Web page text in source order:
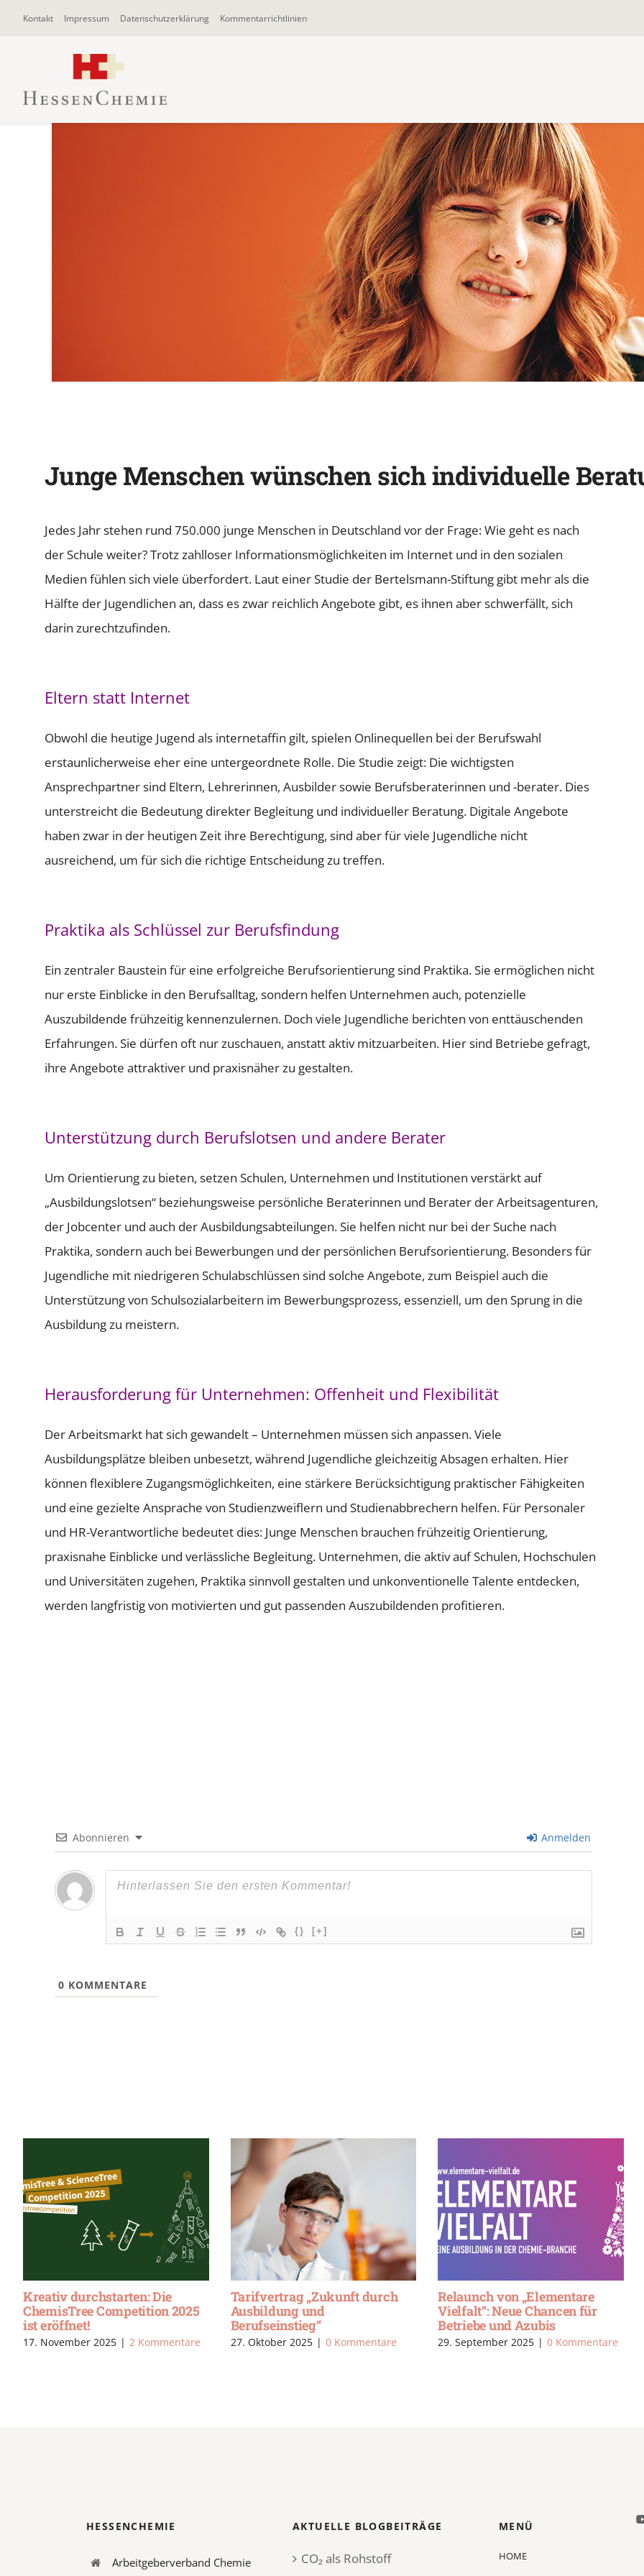
ZumKontakt Impressum Datenschutzerklärung Kommentarrichtlinien
Junge Menschen wünschen sich individuelle
Jedes Jahr stehen rund 750.000 junge Menschen in Deutschland vor der Frage: Wie geht es nach
der Schule weiter? Trotz zahlloser Informationsmöglichkeiten im Internet und in den sozialen
Medien fühlen sich viele überfordert. Laut einer Studie der Bertelsmann-Stiftung gibt mehr als die
Hälfte der Jugendlichen an, dass es zwar reichlich Angebote gibt, es ihnen aber schwerfällt, sich
darin zurechtzufinden.
Eltern statt Internet
Obwohl die heutige Jugend als internetaffin gilt, spielen Onlinequellen bei der Berufswahl
erstaunlicherweise eher eine untergeordnete Rolle. Die Studie zeigt: Die wichtigsten
Ansprechpartner sind Eltern, Lehrerinnen, Ausbilder sowie Berufsberaterinnen und -berater. Dies
unterstreicht die Bedeutung direkter Begleitung und individueller Beratung. Digitale Angebote
haben zwar in der heutigen Zeit ihre Berechtigung, sind aber für viele Jugendliche nicht
ausreichend, um für sich die richtige Entscheidung zu treffen.
Praktika als Schlüssel zur Berufsfindung
Ein zentraler Baustein für eine erfolgreiche Berufsorientierung sind Praktika. Sie ermöglichen nicht
nur erste Einblicke in den Berufsalltag, sondern helfen Unternehmen auch, potenzielle
Auszubildende frühzeitig kennenzulernen. Doch viele Jugendliche berichten von enttäuschenden
Erfahrungen. Sie dürfen oft nur zuschauen, anstatt aktiv mitzuarbeiten. Hier sind Betriebe gefragt,
ihre Angebote attraktiver und praxisnäher zu gestalten.
Unterstützung durch Berufslotsen und andere Berater
Um Orientierung zu bieten, setzen Schulen, Unternehmen und Institutionen verstärkt auf
„Ausbildungslotsen“ beziehungsweise persönliche Beraterinnen und Berater der Arbeitsagenturen,
der Jobcenter und auch der Ausbildungsabteilungen. Sie helfen nicht nur bei der Suche nach
Praktika, sondern auch bei Bewerbungen und der persönlichen Berufsorientierung. Besonders für
Jugendliche mit niedrigeren Schulabschlüssen sind solche Angebote, zum Beispiel auch die
Unterstützung von Schulsozialarbeitern im Bewerbungsprozess, essenziell, um den Sprung in die
Ausbildung zu meistern.
Herausforderung für Unternehmen: Offenheit und Flexibilität
Der Arbeitsmarkt hat sich gewandelt – Unternehmen müssen sich anpassen. Viele
Ausbildungsplätze bleiben unbesetzt, während Jugendliche gleichzeitig Absagen erhalten. Hier
können flexiblere Zugangsmöglichkeiten, eine stärkere Berücksichtigung praktischer Fähigkeiten
und eine gezielte Ansprache von Studienzweiflern und Studienabbrechern helfen. Für Personaler
und HR-Verantwortliche bedeutet dies: Junge Menschen brauchen frühzeitig Orientierung,
praxisnahe Einblicke und verlässliche Begleitung. Unternehmen, die aktiv auf Schulen, Hochschulen
und Universitäten zugehen, Praktika sinnvoll gestalten und unkonventionelle Talente entdecken,
werden langfristig von motivierten und gut passenden Auszubildenden profitieren.
Abonnieren Anmelden
{} [+]
0 KOMMENTARE
Kreativ durchstarten: Die
ChemisTree Competition 2025
ist eröffnet!
17. November 2025 | 2 Kommentare
Tarifvertrag „Zukunft durch
Ausbildung und
Berufseinstieg“
27. Oktober 2025 | 0 Kommentare
Relaunch von „Elementare
Vielfalt“: Neue Chancen für
Betriebe und Azubis
29. September 2025 | 0 Kommentare
HESSENCHEMIE
Arbeitgeberverband Chemie
AKTUELLE BLOGBEITRÄGE
CO₂ als Rohstoff
MENÜ
HOME